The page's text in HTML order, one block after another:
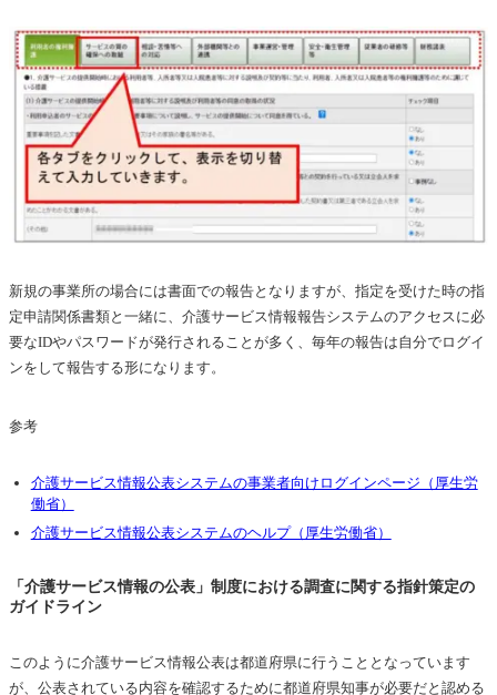
新規の事業所の場合には書面での報告となりますが、指定を受けた時の指
定申請関係書類と一緒に、介護サービス情報報告システムのアクセスに必
要なIDやパスワードが発行されることが多く、毎年の報告は自分でログイ
ンをして報告する形になります。
参考
介護サービス情報公表システムの事業者向けログインページ（厚生労
働省）
介護サービス情報公表システムのヘルプ（厚生労働省）
「介護サービス情報の公表」制度における調査に関する指針策定の
ガイドライン
このように介護サービス情報公表は都道府県に行うこととなっています
が、公表されている内容を確認するために都道府県知事が必要だと認める